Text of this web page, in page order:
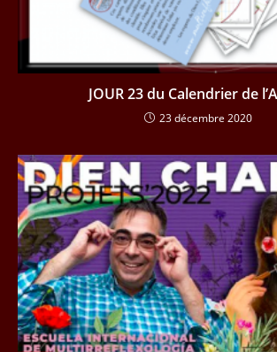
JOUR 23 du Calendrier de
23 décembre 2020